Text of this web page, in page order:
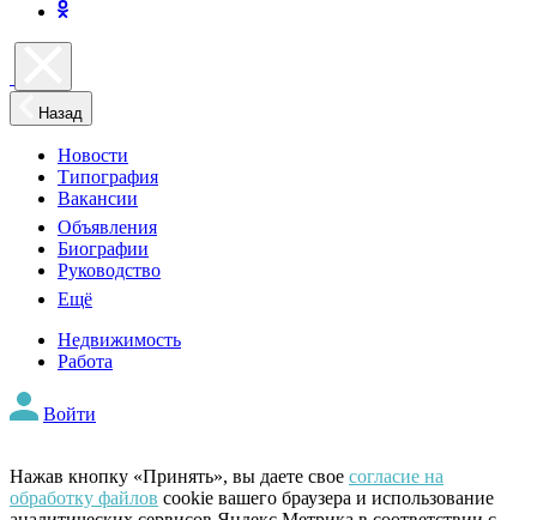
Назад
Новости
Типография
Вакансии
Объявления
Биографии
Руководство
Ещё
Недвижимость
Работа
Войти
Нажав кнопку «Принять», вы даете свое согласие на
обработку файлов cookie вашего браузера и использование